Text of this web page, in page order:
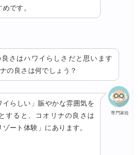
です。
良さはハワイらしさだと思います
の良さは何でしょう？
専門家役
イらしい」賑やかな雰囲気を
すると、コオリナの良さは
ゾート体験」にあります。